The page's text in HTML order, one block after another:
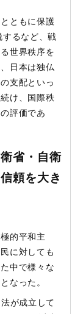
ともに保護
るなど、戦
世界秩序を
日本は独仏
支配といっ
け、国際秩
評価であ
省・自衛
頼を大き
的平和主
に対しても
中で様々な
なった。
が成立して